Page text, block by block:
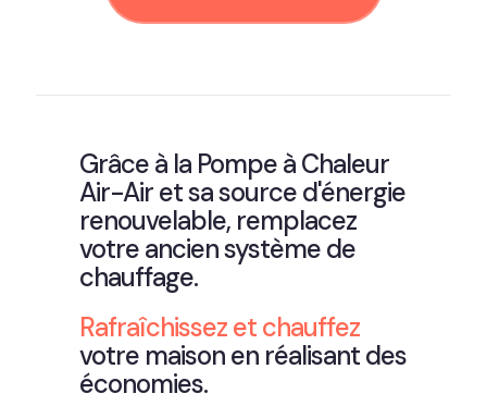
Grâce à la Pompe à Chaleur
Air-Air et sa source d'énergie
renouvelable, remplacez
votre ancien système de
chauffage.
Rafraîchissez et chauffez
votre maison en réalisant des
économies.